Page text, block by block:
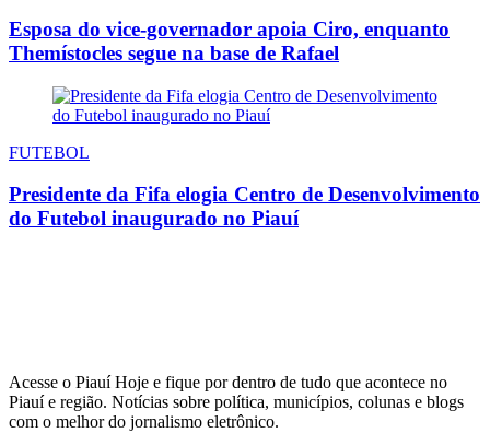
Esposa do vice-governador apoia Ciro, enquanto
Themístocles segue na base de Rafael
FUTEBOL
Presidente da Fifa elogia Centro de Desenvolvimento
do Futebol inaugurado no Piauí
Acesse o Piauí Hoje e fique por dentro de tudo que acontece no
Piauí e região. Notícias sobre política, municípios, colunas e blogs
com o melhor do jornalismo eletrônico.